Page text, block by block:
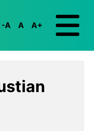
-A A A+